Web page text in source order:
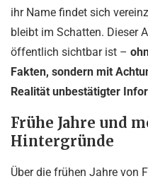
ihr Name findet sich
bleibt im Schatten. Dieser
öffentlich sichtbar ist –
Fakten, sondern mit
Realität unbestätigter
Frühe Jahre und
Hintergründe
Über die frühen Jahre von